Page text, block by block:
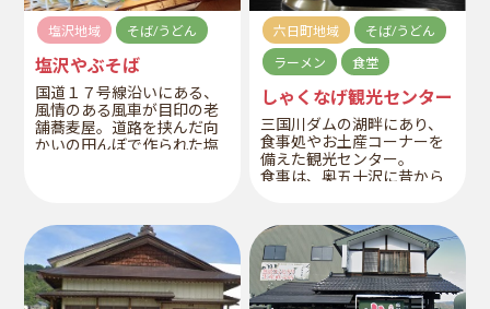
塩沢地域 そば/うどん
塩沢やぶそば
国道１７号線沿いにある、
風情のある風車が目印の老
舗蕎麦屋。道路を挟んだ向
かいの田んぼで作られた塩
六日町地域
そば/うどん
ラーメン
食堂
しゃくなげ観光センター
三国川ダムの湖畔にあり、
食事処やお土産コーナーを
備えた観光センター。
食事は、奥五十沢に昔から
ふんだんに使った「しゃく
なげ精進懐石」※要予約や
地元で打った深山の生そば
といったメニューが好評で
す。